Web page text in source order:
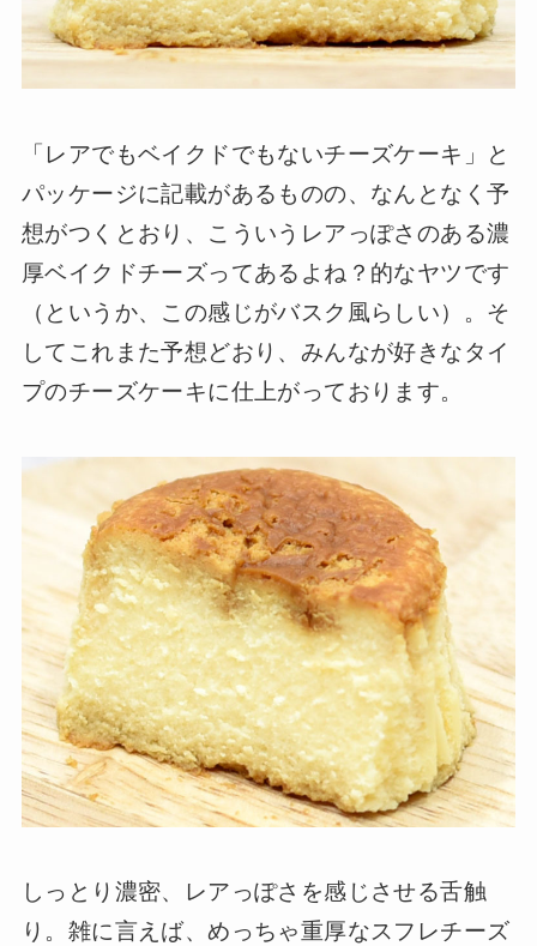
「レアでもベイクドでもないチーズケーキ」と
パッケージに記載があるものの、なんとなく予
想がつくとおり、こういうレアっぽさのある濃
厚ベイクドチーズってあるよね？的なヤツです
（というか、この感じがバスク風らしい）。そ
してこれまた予想どおり、みんなが好きなタイ
プのチーズケーキに仕上がっております。
しっとり濃密、レアっぽさを感じさせる舌触
り。雑に言えば、めっちゃ重厚なスフレチーズ